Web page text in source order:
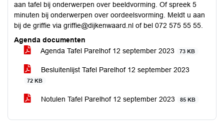
aan tafel bij onderwerpen over beeldvorming. Of spreek 5
minuten bij onderwerpen over oordeelsvorming. Meldt u aan
bij de griffie via griffie@dijkenwaard.nl of bel 072 575 55 55.
Agenda documenten
Agenda Tafel Parelhof 12 september 2023
73 KB
Besluitenlijst Tafel Parelhof 12 september 2023
72 KB
Notulen Tafel Parelhof 12 september 2023 85 KB